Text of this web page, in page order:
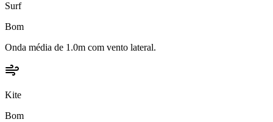
Surf
Bom
Onda média de 1.0m com vento lateral.
Kite
Bom